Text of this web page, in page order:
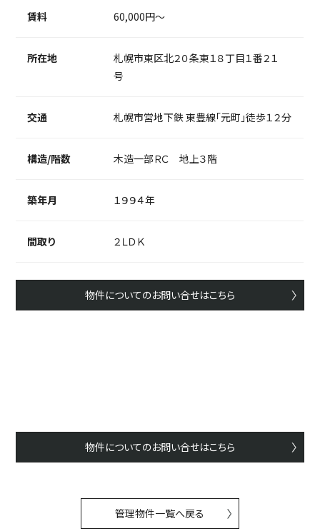
賃料 60,000円～
所在地
札幌市東区北２０条東１８丁目１番２１
号
交通 札幌市営地下鉄 東豊線「元町」徒歩１２分
構造/階数 木造一部ＲＣ 地上３階
築年月 １９９４年
間取り ２ＬＤＫ
物件についてのお問い合せはこちら
物件についてのお問い合せはこちら
管理物件一覧へ戻る